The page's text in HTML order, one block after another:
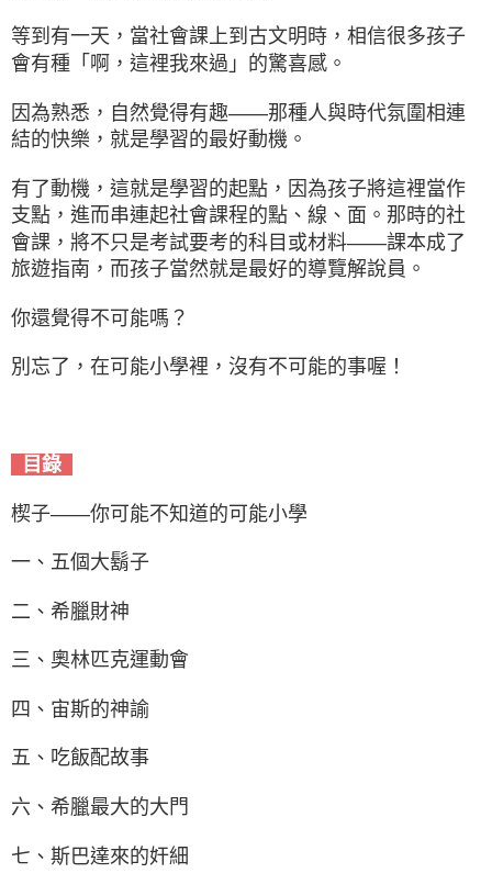
等到有一天，當社會課上到古文明時，相信很多孩子
會有種「啊，這裡我來過」的驚喜感。
因為熟悉，自然覺得有趣——那種人與時代氛圍相連
結的快樂，就是學習的最好動機。
有了動機，這就是學習的起點，因為孩子將這裡當作
支點，進而串連起社會課程的點、線、面。那時的社
會課，將不只是考試要考的科目或材料——課本成了
旅遊指南，而孩子當然就是最好的導覽解說員。
你還覺得不可能嗎？
別忘了，在可能小學裡，沒有不可能的事喔！
目錄
楔子——你可能不知道的可能小學
一、五個大鬍子
二、希臘財神
三、奧林匹克運動會
四、宙斯的神諭
五、吃飯配故事
六、希臘最大的大門
七、斯巴達來的奸細